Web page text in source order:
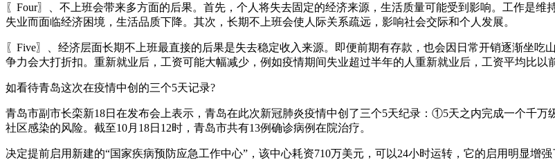
〖Four〗、不上班会带来多方面的后果。首先，个人将失去固定的经济来源，生活质量可能受到影响。工作是
失业而面临经济困境，生活品质下降。其次，长期不上班会使人际关系疏远，影响社会交际和个人发展。
〖Five〗、经济层面长期不上班最直接的后果是失去稳定收入来源。即便前期有存款，也会因日常开销逐渐坐
争力会大打折扣。重新就业后，工资可能大幅减少，例如疫情期间失业超过半年的人重新就业后，工资平均比以前
如看待青岛这次在疫情中创的三个5天记录?
青岛市副市长栾新18日在发布会上表示，青岛在此次新冠肺炎疫情中创了三个5天纪录：①5天之内完成一个千
社区感染的风险。截至10月18日12时，青岛市共有13例确诊病例在院治疗。
决定提前启用新建的“国家疾病预防应急工作中心”，该中心耗资710万美元，可以24小时运转，它的启用明显增